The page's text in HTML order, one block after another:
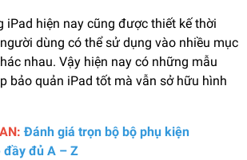
iPad hiện nay cũng được thiết kế thời
dùng có thể sử dụng vào nhiều mục
nhau. Vậy hiện nay có những mẫu
bảo quản iPad tốt mà vẫn sở hữu hình
Đánh giá trọn bộ bộ phụ kiện
đủ A – Z